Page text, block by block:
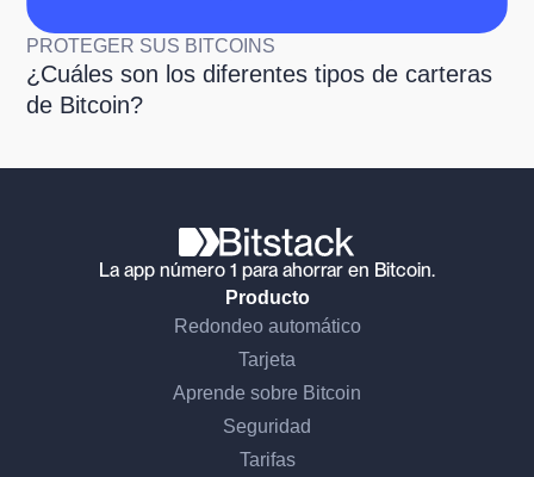
PROTEGER SUS BITCOINS
¿Cuáles son los diferentes tipos de carteras
de Bitcoin?
La app número 1 para ahorrar en Bitcoin.
Producto
Redondeo automático
Tarjeta
Aprende sobre Bitcoin
Seguridad
Tarifas